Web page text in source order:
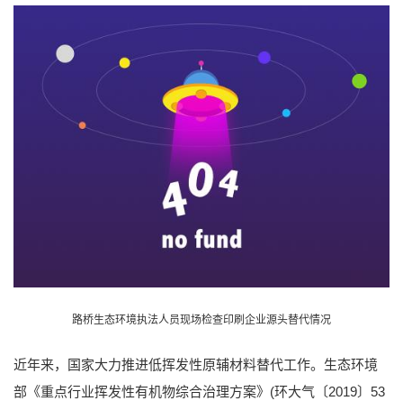
路桥生态环境执法人员现场检查印刷企业源头替代情况
近年来，国家大力推进低挥发性原辅材料替代工作。生态环境
部《重点行业挥发性有机物综合治理方案》(环大气〔2019〕53